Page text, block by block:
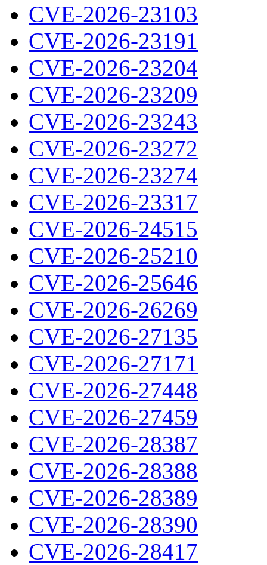
CVE-2026-23103
CVE-2026-23191
CVE-2026-23204
CVE-2026-23209
CVE-2026-23243
CVE-2026-23272
CVE-2026-23274
CVE-2026-23317
CVE-2026-24515
CVE-2026-25210
CVE-2026-25646
CVE-2026-26269
CVE-2026-27135
CVE-2026-27171
CVE-2026-27448
CVE-2026-27459
CVE-2026-28387
CVE-2026-28388
CVE-2026-28389
CVE-2026-28390
CVE-2026-28417